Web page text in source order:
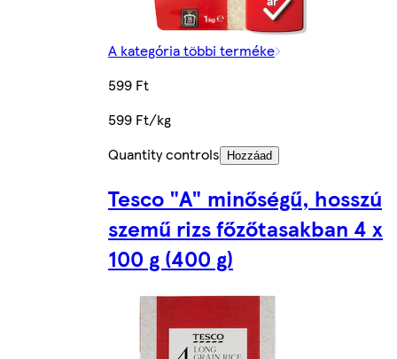
A kategória többi terméke
599 Ft
599 Ft/kg
Quantity controls
Hozzáad
Tesco "A" minőségű, hosszú
szemű rizs főzőtasakban 4 x
100 g (400 g)